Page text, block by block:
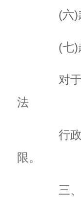
(六)超
(七)超
对于
法
行政
限。
三、